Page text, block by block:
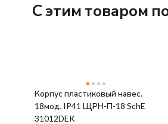
C этим товаром
Корпус пластиковый навес.
18мод. IP41 ЩРН-П-18 SchE
31012DEK